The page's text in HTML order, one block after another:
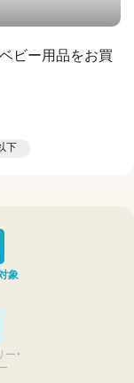
ビー用品をお買
下
象
・